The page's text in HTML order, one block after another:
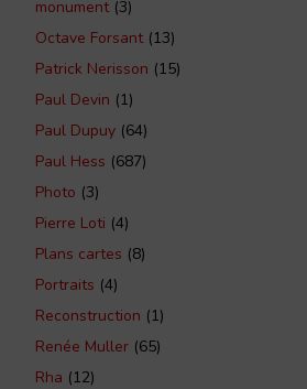
monument(3)
Octave Forsant(13)
Patrick Nerisson (15)
Paul Devin (1)
Paul Dupuy (64)
Paul Hess (687)
Photo (3)
Pierre Loti (4)
Plans cartes (8)
Portraits (4)
Reconstruction (1)
Renée Muller (65)
Rha (12)